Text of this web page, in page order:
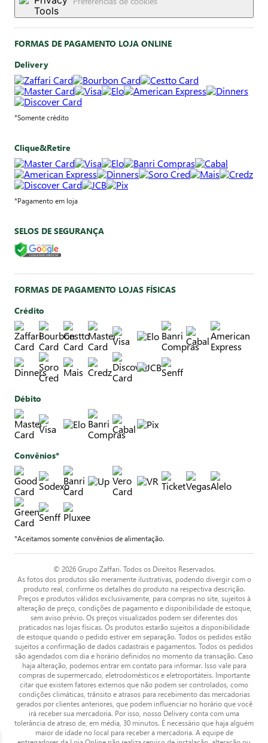
FORMAS DE PAGAMENTO LOJA ONLINE
Delivery
*Somente crédito
Clique&Retire
*Pagamento em loja
SELOS DE SEGURANÇA
FORMAS DE PAGAMENTO LOJAS FÍSICAS
Crédito
Débito
Convênios*
*Aceitamos somente convênios de alimentação.
© 2026 Grupo Zaffari. Todos os Direitos Reservados.
As fotos dos produtos são meramente ilustrativas, podendo divergir com o
produto real, confirme os detalhes do produto na respectiva descrição.
Preços e produtos válidos exclusivamente, para compras no site, sujeitos à
alteração de preço, condições de pagamento e disponibilidade de estoque,
sem aviso prévio. Os preços visualizados podem ser diferentes dos
praticados nas lojas físicas. Os produtos estarão sujeitos a disponibilidade
de estoque quando o pedido estiver em separação. Todos os pedidos estão
sujeitos a confirmação de dados cadastrais e pagamentos. Todos os pedidos
são agendados com dia e horário definidos no momento da transação. Caso
haja alteração, podemos entrar em contato para informar. Isso vale para
compras de supermercado, eletrodomésticos e eletroportáteis. Importante
citar que existem fatores externos que não podem ser controlados, como
condições climáticas, trânsito e atrasos para recebimento das mercadorias
gerados por clientes anteriores, que podem influenciar no horário que você
irá receber sua mercadoria. Por isso, nosso Delivery conta com uma
tolerância de atraso de, em média, 30 minutos. É necessário que haja alguém
maior de idade no local para receber a mercadoria. A equipe de